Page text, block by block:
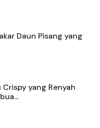
Daun Pisang yang
yang Renyah